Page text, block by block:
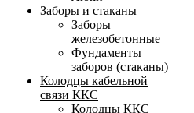
Заборы и стаканы
Заборы
железобетонные
Фундаменты
заборов (стаканы)
Колодцы кабельной
связи ККС
Колодцы ККС